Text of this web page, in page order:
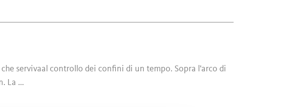
servivaal controllo dei confini di un tempo. Sopra l'arco di
La ...